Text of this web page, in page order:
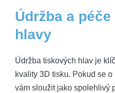
Údržba a
hlavy
Údržba tiskových hlav je
kvality 3D tisku. Pokud se
vám sloužit jako spolehlivý